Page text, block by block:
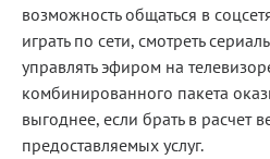
возможность общаться в
играть по сети, смотреть
управлять эфиром на
комбинированного пакета
выгоднее, если брать в расчет
предоставляемых услуг.